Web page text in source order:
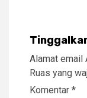
Alamat email
Ruas yang
Komentar *